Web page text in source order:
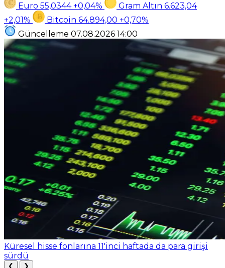
Euro 55,0344 +0,04% Gram Altın 6.623,04
+2,01%
Bitcoin 64.894,00 +0,70%
Güncelleme 07.08.2026 14:00
Küresel hisse fonlarına 11'inci haftada da para girişi
sürdü
❮ ❯